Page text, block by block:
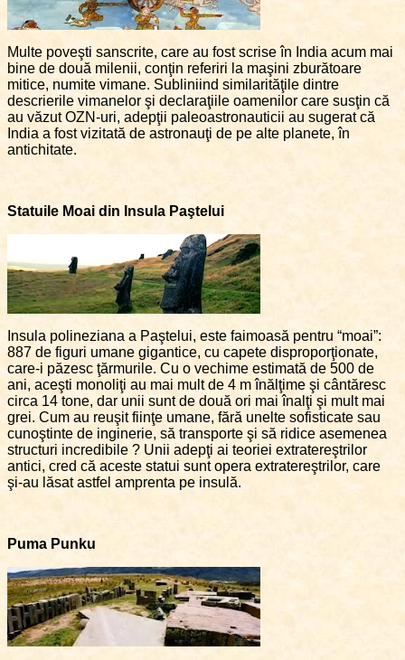
Multe poveşti sanscrite, care au fost scrise în India acum mai
bine de două milenii, conţin referiri la maşini zburătoare
mitice, numite vimane. Subliniind similarităţile dintre
descrierile vimanelor şi declaraţiile oamenilor care susţin că
au văzut OZN-uri, adepţii paleoastronauticii au sugerat că
India a fost vizitată de astronauţi de pe alte planete, în
antichitate.
Statuile Moai din Insula Paştelui
Insula polineziana a Paştelui, este faimoasă pentru “moai”:
887 de figuri umane gigantice, cu capete disproporţionate,
care-i păzesc ţărmurile. Cu o vechime estimată de 500 de
ani, aceşti monoliţi au mai mult de 4 m înălţime şi cântăresc
circa 14 tone, dar unii sunt de două ori mai înalţi şi mult mai
grei. Cum au reuşit fiinţe umane, fără unelte sofisticate sau
cunoştinte de inginerie, să transporte şi să ridice asemenea
structuri incredibile ? Unii adepţi ai teoriei extratereştrilor
antici, cred că aceste statui sunt opera extratereştrilor, care
şi-au lăsat astfel amprenta pe insulă.
Puma Punku